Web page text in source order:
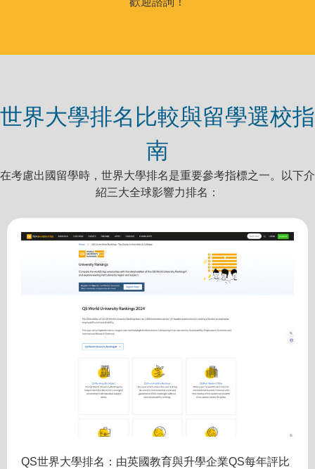
世界大學排名比較與留學選校指
南
在考慮出國留學時，世界大學排名是重要參考指標之一。以下介
紹三大全球影響力排名：
QS世界大學排名：由英國教育與升學企業QS每年評比